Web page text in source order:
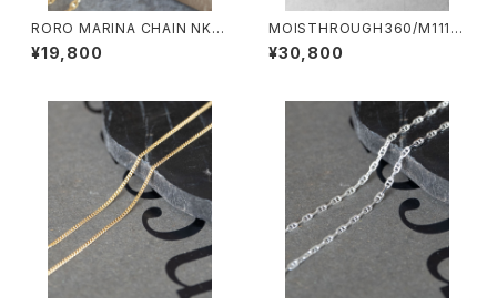
RORO MARINA CHAIN NK/4
108/マリーナチェーンネックレ
ス
¥19,800
MOISTHROUGH360/M1112
M#1/特許取得・通気防水システ
ム採用”モイスルー360''全天候
¥30,800